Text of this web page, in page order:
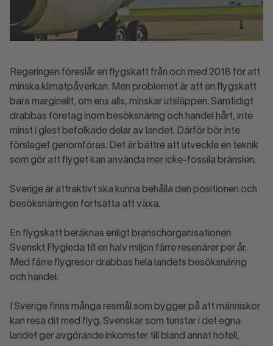
Regeringen föreslår en flygskatt från och med 2018 för att
minska klimatpåverkan. Men problemet är att en flygskatt
bara marginellt, om ens alls, minskar utsläppen. Samtidigt
drabbas företag inom besöksnäring och handel hårt, inte
minst i glest befolkade delar av landet. Därför bör inte
förslaget genomföras. Det är bättre att utveckla en teknik
som gör att flyget kan använda mer icke-fossila bränslen.
Sverige är attraktivt ska kunna behålla den positionen och
besöksnäringen fortsätta att växa.
En flygskatt beräknas enligt branschorganisationen
Svenskt Flygleda till en halv miljon färre resenärer per år.
Med färre flygresor drabbas hela landets besöksnäring
och handel.
I Sverige finns många resmål som bygger på att människor
kan resa dit med flyg. Svenskar som turistar i det egna
landet ger avgörande inkomster till bland annat hotell,